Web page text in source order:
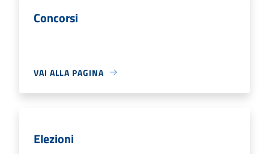
Concorsi
VAI ALLA PAGINA
Elezioni